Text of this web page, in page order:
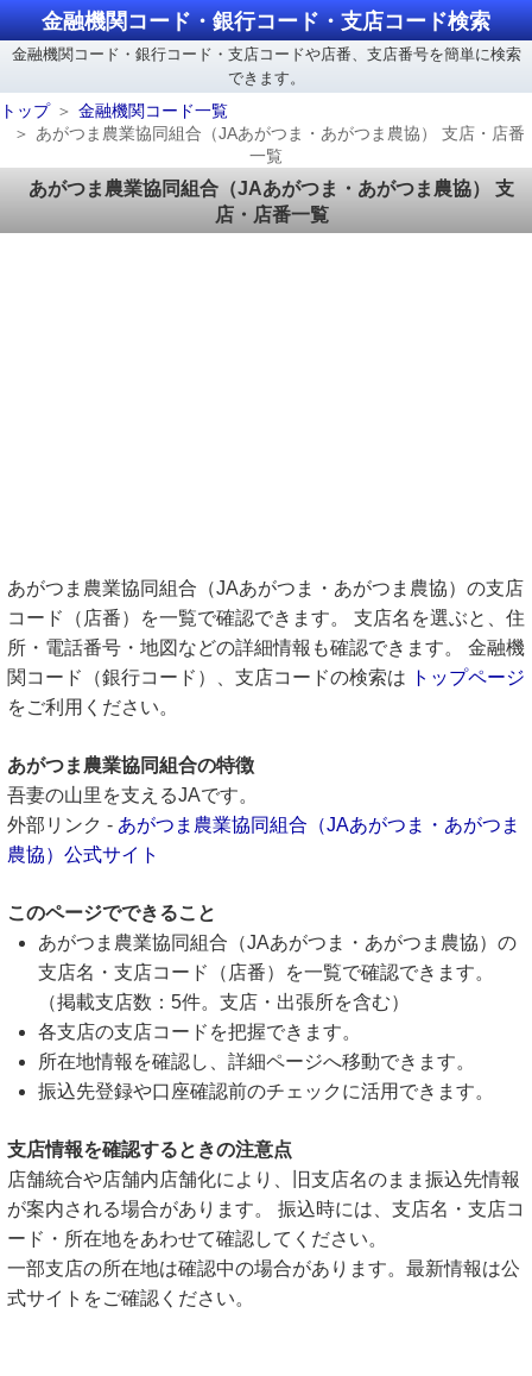
金融機関コード・銀行コード・支店コード検索
金融機関コード・銀行コード・支店コードや店番、支店番号を簡単に検索
できます。
トップ
金融機関コード一覧
あがつま農業協同組合（JAあがつま・あがつま農協） 支店・店番
一覧
あがつま農業協同組合（JAあがつま・あがつま農協） 支
店・店番一覧
あがつま農業協同組合（JAあがつま・あがつま農協）の支店
コード（店番）を一覧で確認できます。 支店名を選ぶと、住
所・電話番号・地図などの詳細情報も確認できます。 金融機
関コード（銀行コード）、支店コードの検索は
トップページ
をご利用ください。
あがつま農業協同組合の特徴
吾妻の山里を支えるJAです。
外部リンク - あがつま農業協同組合（JAあがつま・あがつま
農協）公式サイト
このページでできること
あがつま農業協同組合（JAあがつま・あがつま農協）の
支店名・支店コード（店番）を一覧で確認できます。
（掲載支店数：5件。支店・出張所を含む）
各支店の支店コードを把握できます。
所在地情報を確認し、詳細ページへ移動できます。
振込先登録や口座確認前のチェックに活用できます。
支店情報を確認するときの注意点
店舗統合や店舗内店舗化により、旧支店名のまま振込先情報
が案内される場合があります。 振込時には、支店名・支店コ
ード・所在地をあわせて確認してください。
一部支店の所在地は確認中の場合があります。最新情報は公
式サイトをご確認ください。